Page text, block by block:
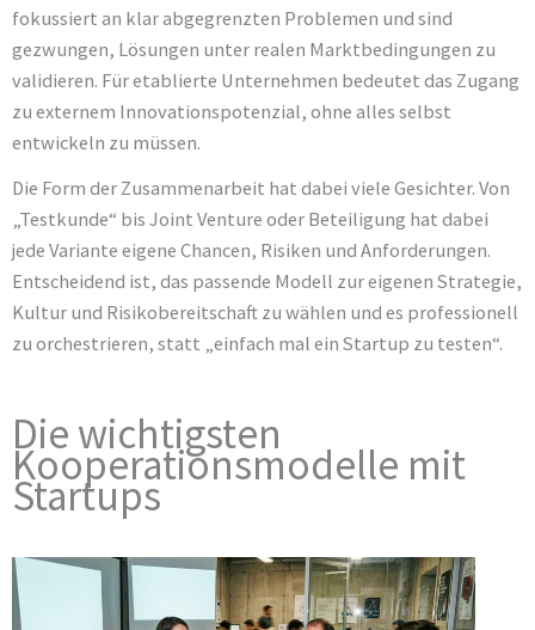
fokussiert an klar abgegrenzten Problemen und sind
gezwungen, Lösungen unter realen Marktbedingungen zu
validieren. Für etablierte Unternehmen bedeutet das Zugang
zu externem Innovationspotenzial, ohne alles selbst
entwickeln zu müssen.
Die Form der Zusammenarbeit hat dabei viele Gesichter. Von
„Testkunde“ bis Joint Venture oder Beteiligung hat dabei
jede Variante eigene Chancen, Risiken und Anforderungen.
Entscheidend ist, das passende Modell zur eigenen Strategie,
Kultur und Risikobereitschaft zu wählen und es professionell
zu orchestrieren, statt „einfach mal ein Startup zu testen“.
Die wichtigsten
Kooperationsmodelle mit
Startups